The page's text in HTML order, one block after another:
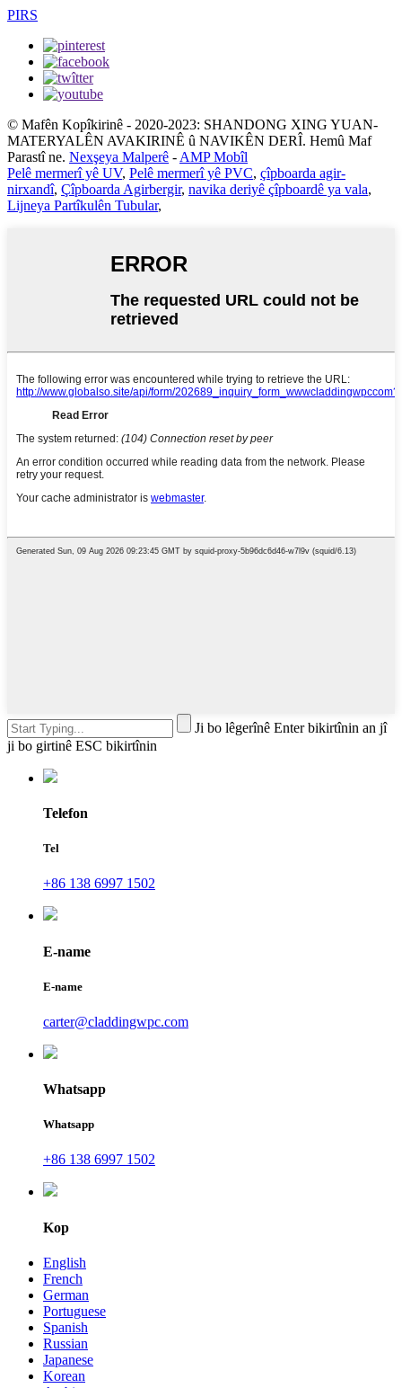
PIRS
© Mafên Kopîkirinê - 2020-2023: SHANDONG XING YUAN-
MATERYALÊN AVAKIRINÊ û NAVIKÊN DERÎ. Hemû Maf
Parastî ne. Nexşeya Malperê - AMP Mobîl
Pelê mermerî yê UV, Pelê mermerî yê PVC, çîpboarda agir-
nirxandî, Çîpboarda Agirbergir, navika deriyê çîpboardê ya vala,
Lijneya Partîkulên Tubular,
Ji bo lêgerînê Enter bikirtînin an jî
ji bo girtinê ESC bikirtînin
Telefon
Tel
+86 138 6997 1502
E-name
E-name
carter@claddingwpc.com
Whatsapp
Whatsapp
+86 138 6997 1502
Kop
English
French
German
Portuguese
Spanish
Russian
Japanese
Korean